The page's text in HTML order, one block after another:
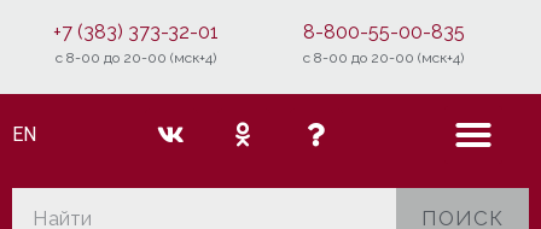
+7 (383) 373-32-01
c 8-00 до 20-00 (мск+4)
8-800-55-00-835
c 8-00 до 20-00 (мск+4)
EN
ПОИСК